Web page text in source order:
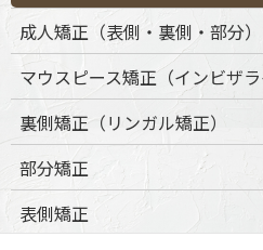
成人矯正（表側・裏側・部分）
マウスピース矯正（インビザラ
裏側矯正（リンガル矯正）
部分矯正
表側矯正